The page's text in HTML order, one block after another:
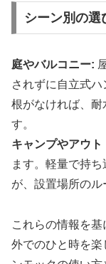
シーン別の選
庭やバルコニー:
されずに自立式
根がなければ、
す。
キャンプやアウト
ます。軽量で持
が、設置場所のル
これらの情報を
外でのひと時を